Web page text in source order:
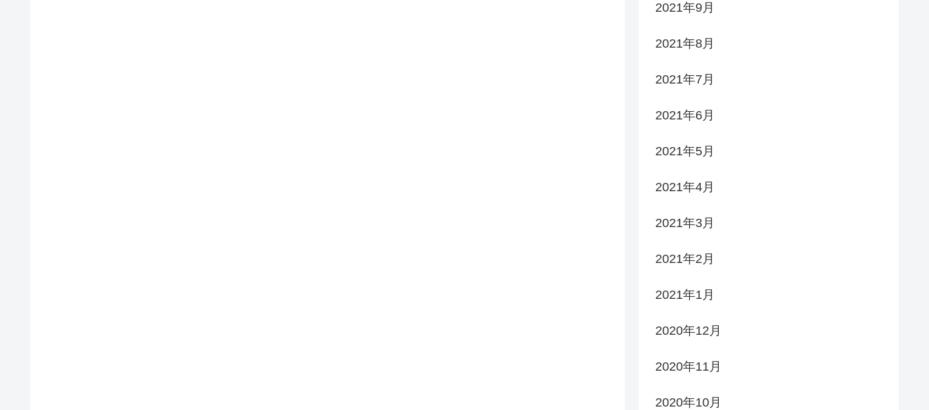
2021年9月
2021年8月
2021年7月
2021年6月
2021年5月
2021年4月
2021年3月
2021年2月
2021年1月
2020年12月
2020年11月
2020年10月